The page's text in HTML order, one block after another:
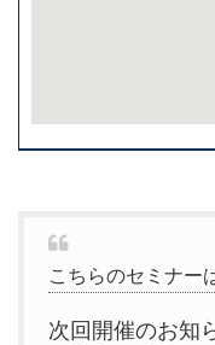
こちらのセミナー
次回開催のお知